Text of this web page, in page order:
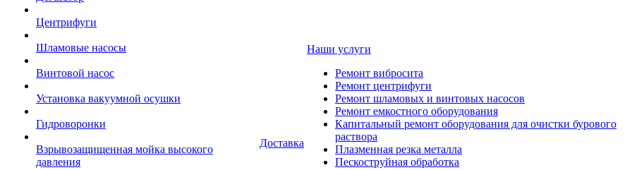
Центрифуги
Шламовые насосы
Винтовой насос
Установка вакуумной осушки
Гидроворонки
Взрывозащищенная мойка высокого
давления
Доставка
Наши услуги
Ремонт вибросита
Ремонт центрифуги
Ремонт шламовых и винтовых насосов
Ремонт емкостного оборудования
Капитальный ремонт оборудования для очистки бурового
раствора
Плазменная резка металла
Пескоструйная обработка